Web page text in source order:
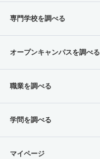
専門学校を調べる
オープンキャンパスを調べる
職業を調べる
学問を調べる
マイページ